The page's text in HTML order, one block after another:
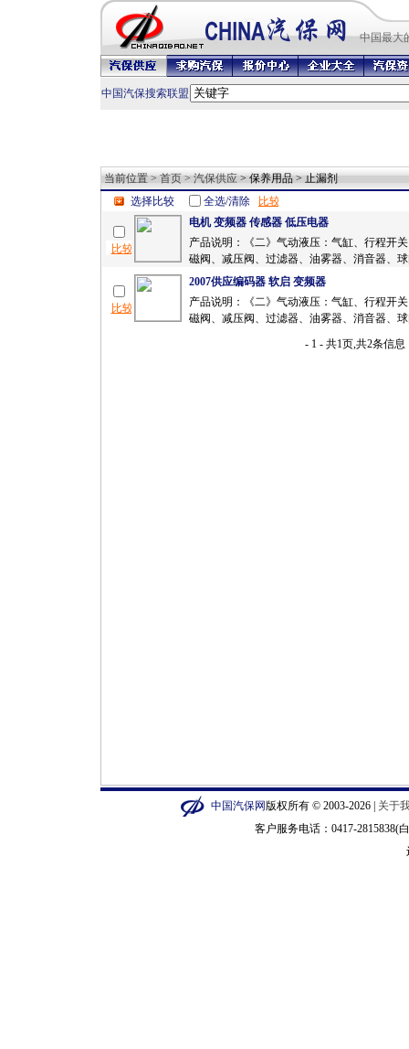
中国最大
中国汽保搜索联盟
当前位置 > 首页 > 汽保供应 > 保养用品 > 止漏剂
选择比较
全选/清除
电机 变频器 传感器 低压电器
产品说明：《二》气动液压：气缸、行程开
磁阀、减压阀、过滤器、油雾器、消音器、
2007供应编码器 软启 变频器
产品说明：《二》气动液压：气缸、行程开
磁阀、减压阀、过滤器、油雾器、消音器、
- 1 - 共1页,共2条信息
中国汽保网版权所有 © 2003-2026 | 关于
客户服务电话：0417-